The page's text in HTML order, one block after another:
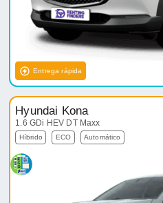
Entrega rápida
Hyundai Kona
1.6 GDi HEV DT Maxx
Híbrido ECO Automático